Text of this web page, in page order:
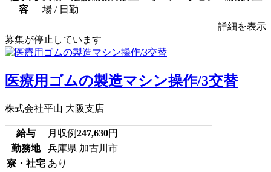
容
場 / 日勤
詳細を表示
募集が停止しています
医療用ゴムの製造マシン操作/3交替
株式会社平山 大阪支店
給与 月収例247,630円
勤務地
兵庫県 加古川市
寮・社宅 あり